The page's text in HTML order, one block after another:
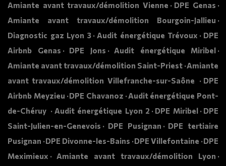
Amiante avant travaux/démolition Vienne
DPE Genas
Amiante avant travaux/démolition Bourgoin-Jallieu
Diagnostic gaz Lyon 3
Audit énergétique Trévoux
DPE
Airbnb Genas
DPE Jons
Audit énergétique Miribel
Amiante avant travaux/démolition Saint-Priest Amiante
avant travaux/démolition Villefranche-sur-Saône
DPE
Airbnb Meyzieu DPE Chavanoz Audit énergétique Pont-
de-Chéruy
Audit énergétique Lyon 2 DPE Miribel
DPE
Saint-Julien-en-Genevois
DPE Pusignan
DPE tertiaire
Pusignan DPE Divonne-les-Bains DPE Villefontaine DPE
Meximieux
Amiante avant travaux/démolition Lyon